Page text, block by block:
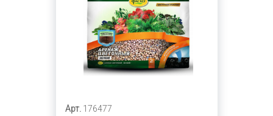
Арт. 176477